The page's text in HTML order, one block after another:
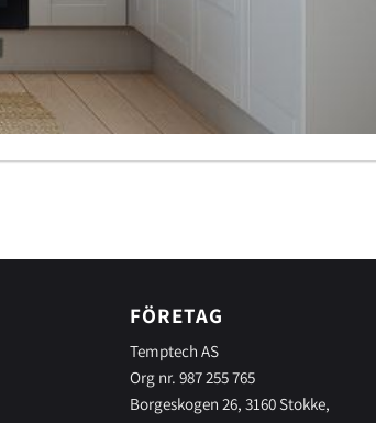
FÖRETAG
Temptech AS
Org nr. 987 255 765
Borgeskogen 26, 3160 Stokke,